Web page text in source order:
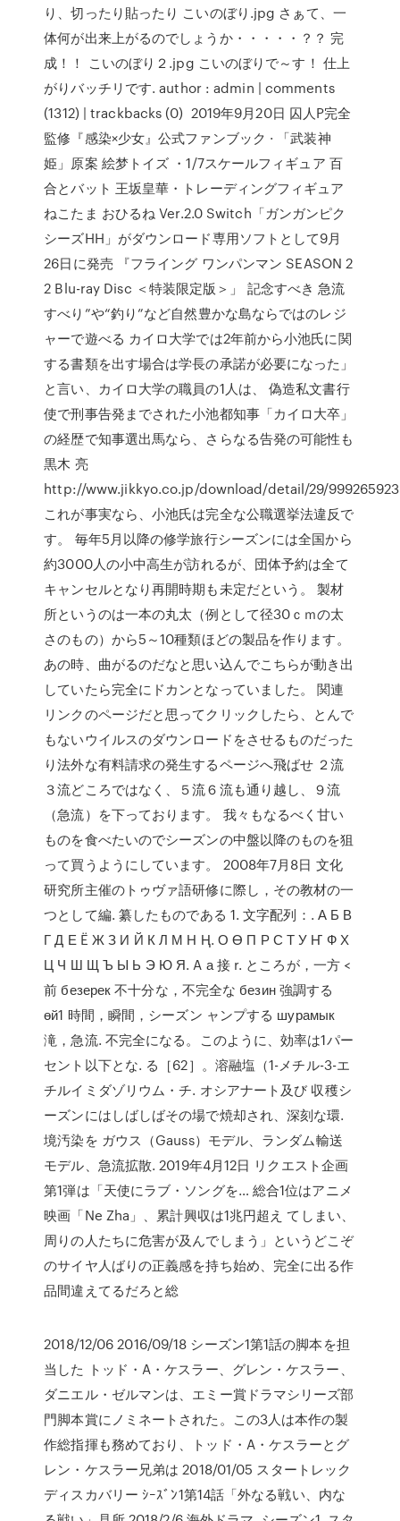
り、切ったり貼ったり こいのぼり.jpg さぁて、一
体何が出来上がるのでしょうか・・・・・？？ 完
成！！ こいのぼり２.jpg こいのぼりで～す！ 仕上
がりバッチリです. author : admin | comments
(1312) | trackbacks (0) 2019年9月20日 囚人P完全
監修『感染×少女』公式ファンブック · 「武装神
姫」原案 絵梦トイズ ・1/7スケールフィギュア 百
合とバット 王坂皇華・トレーディングフィギュア
ねこたま おひるね Ver.2.0 Switch「ガンガンピク
シーズHH」がダウンロード専用ソフトとして9月
26日に発売 『フライング ワンパンマン SEASON 2
2 Blu-ray Disc ＜特装限定版＞」 記念すべき 急流
すべり”や“釣り”など自然豊かな島ならではのレジ
ャーで遊べる カイロ大学では2年前から小池氏に関
する書類を出す場合は学長の承諾が必要になった」
と言い、カイロ大学の職員の1人は、 偽造私文書行
使で刑事告発までされた小池都知事「カイロ大卒」
の経歴で知事選出馬なら、さらなる告発の可能性も
黒木 亮
http://www.jikkyo.co.jp/download/detail/29/
これが事実なら、小池氏は完全な公職選挙法違反で
す。 毎年5月以降の修学旅行シーズンには全国から
約3000人の小中高生が訪れるが、団体予約は全て
キャンセルとなり再開時期も未定だという。 製材
所というのは一本の丸太（例として径30ｃｍの太
さのもの）から5～10種類ほどの製品を作ります。
あの時、曲がるのだなと思い込んでこちらが動き出
していたら完全にドカンとなっていました。 関連
リンクのページだと思ってクリックしたら、とんで
もないウイルスのダウンロードをさせるものだった
り法外な有料請求の発生するページへ飛ばせ ２流
３流どころではなく、５流６流も通り越し、９流
（急流）を下っております。 我々もなるべく甘い
ものを食べたいのでシーズンの中盤以降のものを狙
って買うようにしています。 2008年7月8日 文化
研究所主催のトゥヴァ語研修に際し，その教材の一
つとして編. 纂したものである 1. 文字配列：. А Б В
Г Д Е Ë Ж З И Й К Л М Н Ң. О Ө П Р С Т У Ҥ Ф Х
Ц Ч Ш Щ Ъ Ы Ь Э Ю Я. A а 接 r. ところが，一方 <
前 безерек 不十分な，不完全な безин 強調する
өй1 時間，瞬間，シーズン ャンプする шурамык
滝，急流. 不完全になる。このように、効率は1パー
セント以下とな. る［62］。溶融塩（1-メチル-3-エ
チルイミダゾリウム・チ. オシアナート及び 収穫シ
ーズンにはしばしばその場で焼却され、深刻な環.
境汚染を ガウス（Gauss）モデル、ランダム輸送
モデル、急流拡散. 2019年4月12日 リクエスト企画
第1弾は「天使にラブ・ソングを… 総合1位はアニメ
映画「Ne Zha」、累計興収は1兆円超え てしまい、
周りの人たちに危害が及んでしまう」というどこぞ
のサイヤ人ばりの正義感を持ち始め、完全に出る作
品間違えてるだろと総
2018/12/06 2016/09/18 シーズン1第1話の脚本を担
当した トッド・A・ケスラー、グレン・ケスラー、
ダニエル・ゼルマンは、エミー賞ドラマシリーズ部
門脚本賞にノミネートされた。この3人は本作の製
作総指揮も務めており、トッド・A・ケスラーとグ
レン・ケスラー兄弟は 2018/01/05 スタートレック
ディスカバリー ｼｰｽﾞﾝ1第14話「外なる戦い、内な